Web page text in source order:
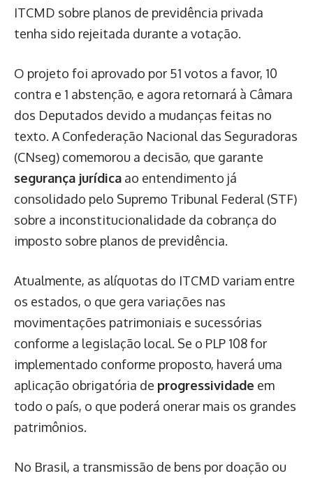
ITCMD sobre planos de previdência privada
tenha sido rejeitada durante a votação.
O projeto foi aprovado por 51 votos a favor, 10
contra e 1 abstenção, e agora retornará à Câmara
dos Deputados devido a mudanças feitas no
texto. A Confederação Nacional das Seguradoras
(CNseg) comemorou a decisão, que garante
segurança jurídica ao entendimento já
consolidado pelo Supremo Tribunal Federal (STF)
sobre a inconstitucionalidade da cobrança do
imposto sobre planos de previdência.
Atualmente, as alíquotas do ITCMD variam entre
os estados, o que gera variações nas
movimentações patrimoniais e sucessórias
conforme a legislação local. Se o PLP 108 for
implementado conforme proposto, haverá uma
aplicação obrigatória de progressividade em
todo o país, o que poderá onerar mais os grandes
patrimônios.
No Brasil, a transmissão de bens por doação ou